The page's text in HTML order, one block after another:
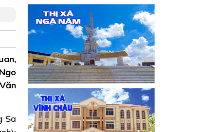
Sa